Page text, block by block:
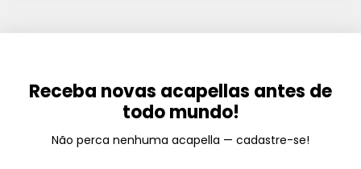
Receba novas acapellas antes de
todo mundo!
Não perca nenhuma acapella — cadastre-se!